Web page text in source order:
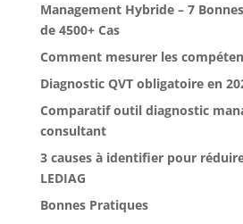
Management Hybride – 7
de 4500+ Cas
Comment mesurer les
Diagnostic QVT obligatoire en
Comparatif outil diagnostic
consultant
3 causes à identifier pour
LEDIAG
Bonnes Pratiques